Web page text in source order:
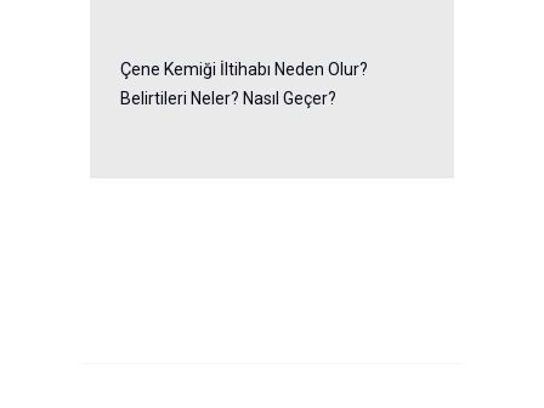
Çene Kemiği İltihabı Neden Olur?
Belirtileri Neler? Nasıl Geçer?